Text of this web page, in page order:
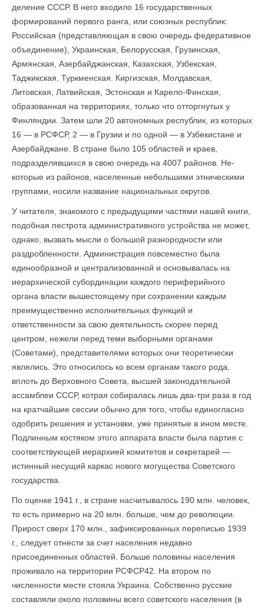
деление СССР. В него входило 16 государственных
формирований первого ранга, или союзных республик:
Российская (представляющая в свою очередь федеративное
объединение), Украинская, Белорусская, Грузинская,
Армянская, Азербайджанская, Казахская, Узбекская,
Таджикская, Туркменская. Киргизская, Молдавская,
Литовская, Латвийская, Эстонская и Карело-Финская,
образованная на террито­риях, только что отторгнутых у
Финляндии. Затем шли 20 автоном­ных республик, из которых
16 — в РСФСР, 2 — в Грузии и по одной — в Узбекистане и
Азербайджане. В стране было 105 областей и краев,
подразделявшихся в свою очередь на 4007 районов. Не­
которые из районов, населенные небольшими этническими
группами, носили название национальных округов.
У читателя, знакомого с предыдущими частями нашей книги,
подобная пестрота административного устройства не может,
однако, вызвать мысли о большой разнородности или
раздробленности. Администрация повсеместно была
единообразной и централизованной и основывалась на
иерархической субординации каждого периферийного
органа власти вышестоящему при сохранении каждым
преиму­щественно исполнительных функций и
ответственности за свою деятельность скорее перед
центром, нежели перед теми выборными органами
(Советами), представителями которых они теоретически
являлись. Это относилось ко всем органам такого рода,
вплоть до Верховного Совета, высшей законодательной
ассамблеи СССР, кот­рая собиралась лишь два-три раза в год
на кратчайшие сессии обычно для того, чтобы единогласно
одобрить решения и установки, уже принятые в ином месте.
Подлинным костяком этого аппарата власти была партия с
соответствующей иерархией комитетов и секретарей —
истинный несущий каркас нового могущества Советского
государства.
По оценке 1941 г., в стране насчитывалось 190 млн. человек,
то есть примерно на 20 млн. больше, чем до революции.
Прирост сверх 170 млн., зафиксированных переписью 1939
г., следует отнести за счет населения недавно
присоединенных областей. Больше половины населения
проживало на территории РСФСР42. На втором по
численности месте стояла Украина. Собственно русские
составляли около половины всего советского населения (в